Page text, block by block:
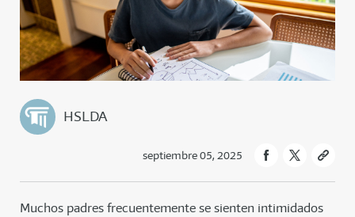
HSLDA
septiembre 05, 2025
Muchos padres frecuentemente se sienten intimidados